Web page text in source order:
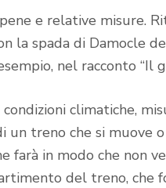
e relative misure.
la spada di Damocle
nel racconto “Il
climatiche,
treno che si muove
farà in modo che non
del treno, che